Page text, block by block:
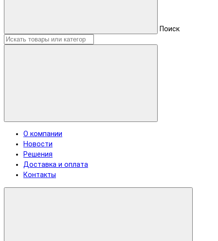
Поиск
О компании
Новости
Решения
Доставка и оплата
Контакты